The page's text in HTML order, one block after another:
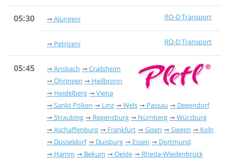
05:30 RO-D Transport
Alungeni
RO-D Transport
Petriceni
05:45 Ansbach
Crailsheim
Öhringen
Heilbronn
Heidelberg
Viena
Sankt Pölten
Linz Wels Passau
Degendorf
Straubing
Regensburg Nürnberg
Würzburg
Aschaffenburg
Frankfurt Gisen Siegen
Koln
Düsseldorf
Duisburg Essen
Dortmund
Hamm
Bekum Oelde
Rheda-Wiedenbrück